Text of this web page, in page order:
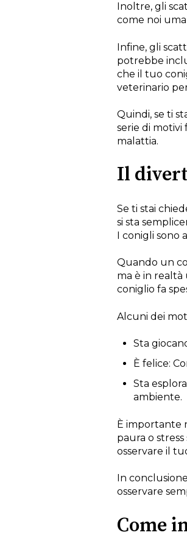
Inoltre, gli
come noi
Infine, gli
potrebbe
che il tuo
veterinario
Quindi, se ti
serie di motivi
malattia.
Il
Se ti stai
si sta
I conigli sono
Quando un
ma è in realtà
coniglio fa
Alcuni dei
Sta
È felice:
Sta
ambiente.
È importante
paura o
osservare il
In
osservare
Come